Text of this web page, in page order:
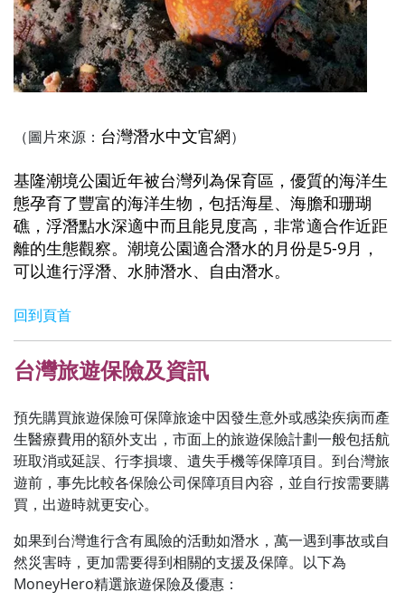
（圖片來源： 台灣潛水中文官網）
基隆潮境公園近年被台灣列為保育區，優質的海洋生
態孕育了豐富的海洋生物，包括海星、海膽和珊瑚
礁，浮潛點水深適中而且能見度高，非常適合作近距
離的生態觀察。潮境公園適合潛水的月份是5-9月，
可以進行浮潛、水肺潛水、自由潛水。
回到頁首
台灣旅遊保險及資訊
預先購買旅遊保險可保障旅途中因發生意外或感染疾病而產
生醫療費用的額外支出，市面上的旅遊保險計劃一般包括航
班取消或延誤、行李損壞、遺失手機等保障項目。到台灣旅
遊前，事先比較各保險公司保障項目內容，並自行按需要購
買，出遊時就更安心。
如果到台灣進行含有風險的活動如潛水，萬一遇到事故或自
然災害時，更加需要得到相關的支援及保障。以下為
MoneyHero精選旅遊保險及優惠：